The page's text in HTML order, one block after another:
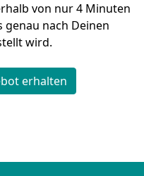
von nur4 Minuten
genau nach Deinen
wird.
erhalten